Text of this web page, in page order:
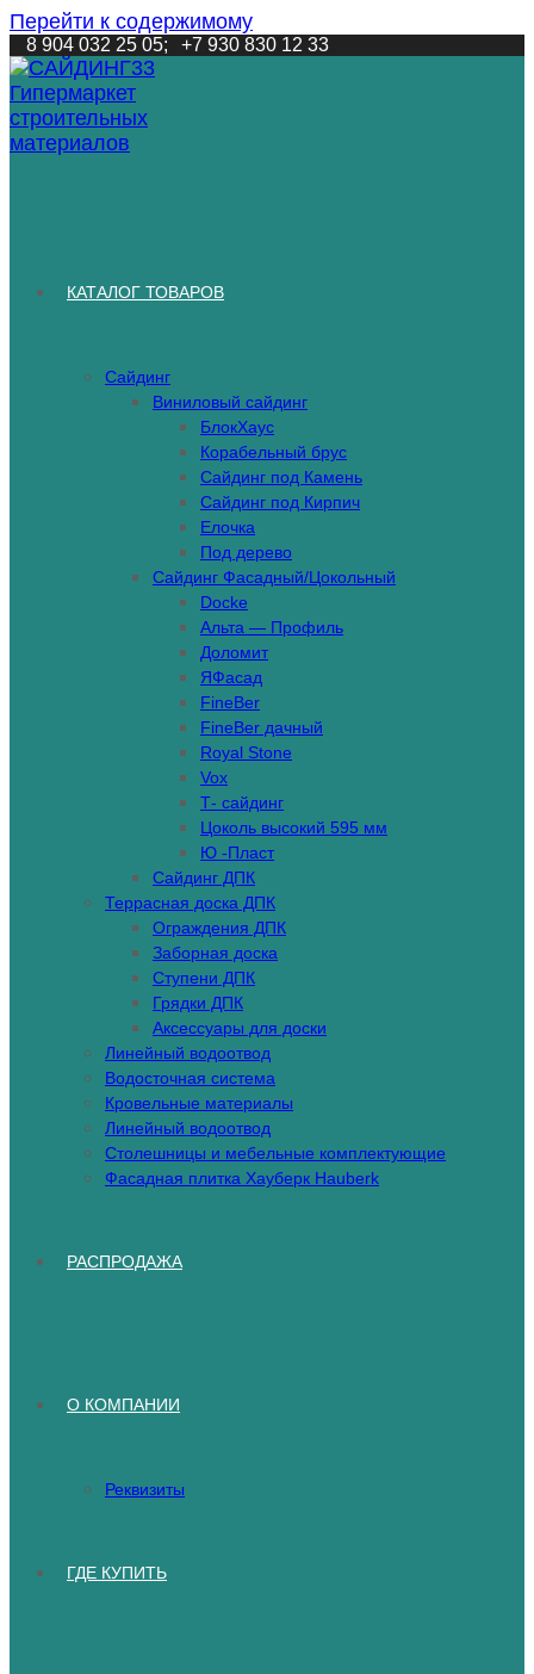
Перейти к содержимому
8 904 032 25 05; +7 930 830 12 33
КАТАЛОГ ТОВАРОВ
Сайдинг
Виниловый сайдинг
БлокХаус
Корабельный брус
Сайдинг под Камень
Сайдинг под Кирпич
Елочка
Под дерево
Сайдинг Фасадный/Цокольный
Docke
Альта — Профиль
Доломит
ЯФасад
FineBer
FineBer дачный
Royal Stone
Vox
Т- сайдинг
Цоколь высокий 595 мм
Ю -Пласт
Сайдинг ДПК
Террасная доска ДПК
Ограждения ДПК
Заборная доска
Ступени ДПК
Грядки ДПК
Аксессуары для доски
Линейный водоотвод
Водосточная система
Кровельные материалы
Линейный водоотвод
Столешницы и мебельные комплектующие
Фасадная плитка Хауберк Hauberk
РАСПРОДАЖА
О КОМПАНИИ
Реквизиты
ГДЕ КУПИТЬ